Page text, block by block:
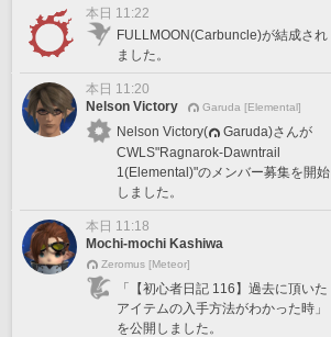
本日 11:22
FULLMOON(Carbuncle)が結成され
ました。
本日 11:20
Nelson Victory
Garuda [Elemental]
Nelson Victory(
Garuda)さんが
CWLS"Ragnarok-Dawntrail
1(Elemental)"のメンバー募集を開始
しました。
本日 11:18
Mochi-mochi Kashiwa
Zeromus [Meteor]
「【初心者日記 116】過去に頂いた
アイテムの入手方法がわかった時」
を公開しました。